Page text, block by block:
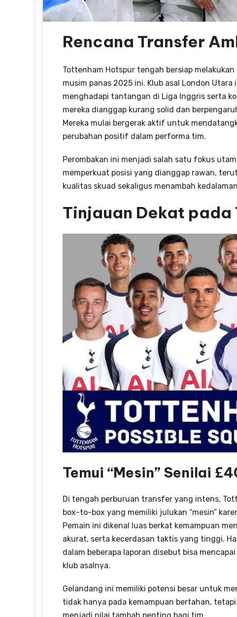
Rencana Transfer
Tottenham Hotspur tengah bersiap
musim panas 2025 ini. Klub asal London
menghadapi tantangan di Liga Inggris serta
mereka dianggap kurang solid dan
Mereka mulai bergerak aktif untuk
perubahan positif dalam performa tim.
Perombakan ini menjadi salah satu fokus
memperkuat posisi yang dianggap rawan,
kualitas skuad sekaligus menambah
Tinjauan Dekat
Temui “Mesin” Senilai
Di tengah perburuan transfer yang intens,
box-to-box yang memiliki julukan “mesin”
Pemain ini dikenal luas berkat kemampuan
akurat, serta kecerdasan taktis yang tinggi.
dalam beberapa laporan disebut bisa
klub asalnya.
Gelandang ini memiliki potensi besar untuk
tidak hanya pada kemampuan bertahan,